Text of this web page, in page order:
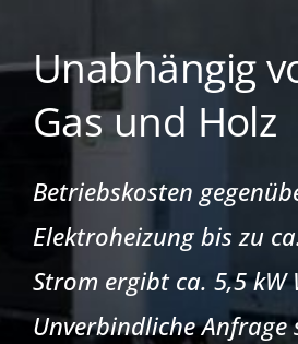
Unabhängig
Gas und Holz
Betriebskosten
Elektroheizung bis zu
Strom ergibt ca. 5,5 kW
Unverbindliche Anfrage